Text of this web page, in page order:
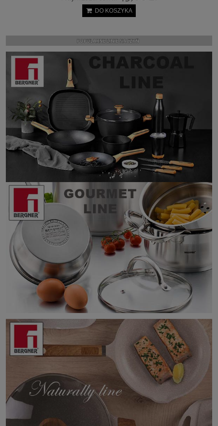
DO KOSZYKA